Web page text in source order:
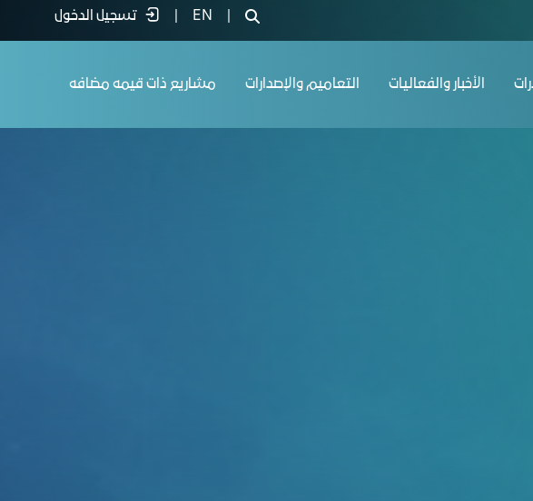
EN تسجيل الدخول
الأخبار والفعاليات التعاميم والإصدارات مشاريع ذات قيمه مضافه